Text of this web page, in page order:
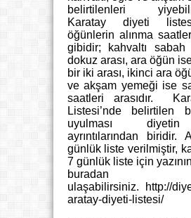
belirtilenleri
Karatay diyeti
öğünlerin alınma
gibidir; kahvaltı
dokuz arası, ara öğün
bir iki arası, ikinci ara
ve akşam yemeği ise
saatleri arasıdır.
Listesi’nde belirtilen
uyulması
ayrıntılarından biridir.
günlük liste verilmiştir,
7 günlük liste için
buradan
ulaşabilirsiniz. http://
aratay-diyeti-listesi/